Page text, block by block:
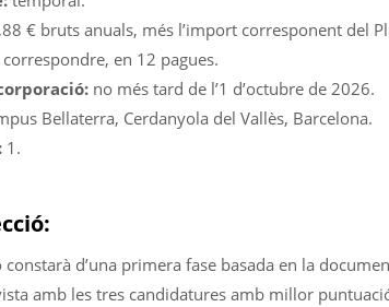
€ bruts anuals, més l’import corresponent del
en 12 pagues.
no més tard de l’1 d’octubre de 2026.
Bellaterra, Cerdanyola del Vallès, Barcelona.
1.
constarà d’una primera fase basada en la
amb les tres candidatures amb millor